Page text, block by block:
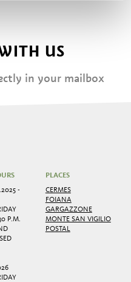
US
in your mailbox
-
P.M.
PLACES
CERMES
FOIANA
GARGAZZONE
MONTE SAN VIGILIO
POSTAL